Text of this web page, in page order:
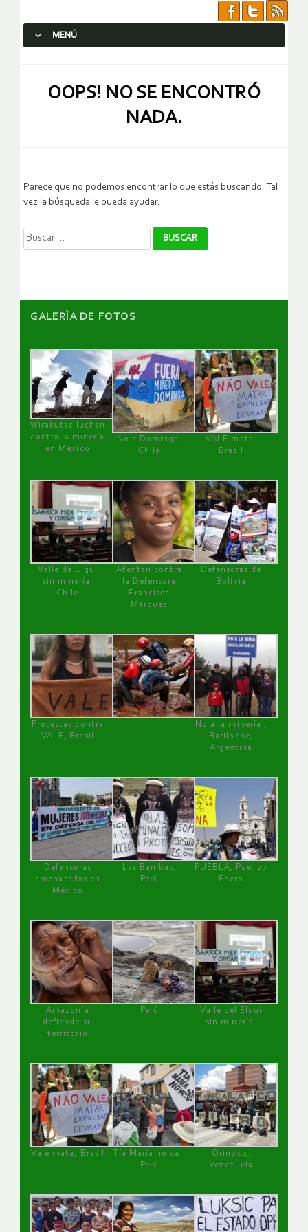
MENÚ
OOPS! NO SE ENCONTRÓ
NADA.
Parece que no podemos encontrar lo que estás buscando. Tal
vez la búsqueda le pueda ayudar.
Buscar:
GALERÌA DE FOTOS
Wirakutas luchan
contra la minería
en México
No a Dominga,
Chile
VALE mata,
Brasil
Valle de Elqui
sin minería.
Chile
Atentan contra
la Defensora
Francisca
Márquez
Defensoras de
Bolivia
Protestas contra
VALE, Brasil
No a la minería ,
Bariloche,
Argentina
Defensoras
amenazadas en
México
Las Bambas,
Perú
PUEBLA, Pue, 27
Enero
Amazonía
defiende su
territorio
Perú
Valle del Elqui
sin minería.
Vale mata, Brasil
Tía María no va !
Perú
Orinoco,
Venezuela